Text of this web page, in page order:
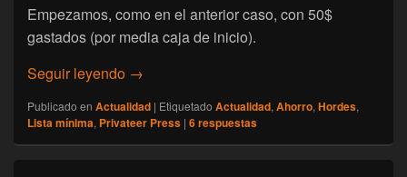
Empezamos, como en el anterior caso, con 50$
gastados (por media caja de inicio).
Seguir leyendo [Actualidad] Hordes: Ejército «mínimo»
→
Publicado en Actualidad | Etiquetado Actualidad,Ahorro,Hordes,
Lista mínima, Privateer Press | 6respuestas